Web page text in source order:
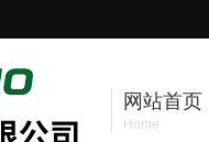
网站首页
Home